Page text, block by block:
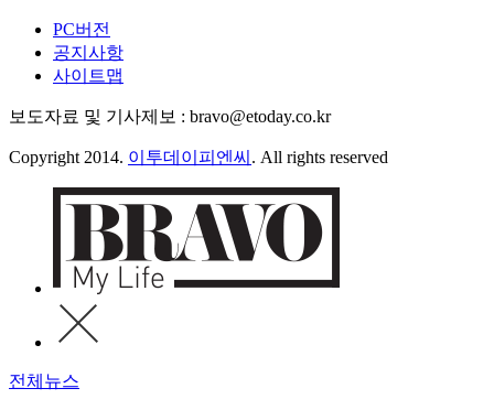
PC버전
공지사항
사이트맵
보도자료 및 기사제보 : bravo@etoday.co.kr
Copyright 2014. 이투데이피엔씨 . All rights reserved
전체뉴스